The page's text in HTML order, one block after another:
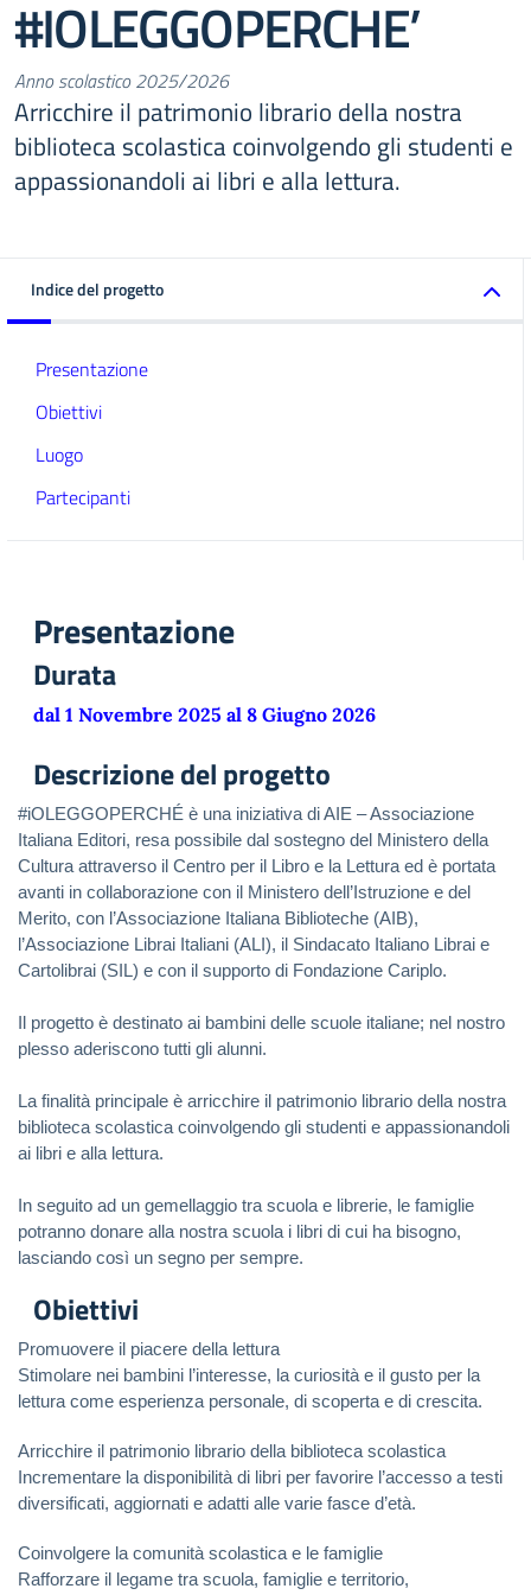
#IOLEGGOPERCHE’
Anno scolastico 2025/2026
Arricchire il patrimonio librario della nostra
biblioteca scolastica coinvolgendo gli studenti e
appassionandoli ai libri e alla lettura.
Indice del progetto
Presentazione
Obiettivi
Luogo
Partecipanti
Presentazione
Durata
dal 1 Novembre 2025 al 8 Giugno 2026
Descrizione del progetto
#iOLEGGOPERCHÉ è una iniziativa di AIE – Associazione
Italiana Editori, resa possibile dal sostegno del Ministero della
Cultura attraverso il Centro per il Libro e la Lettura ed è portata
avanti in collaborazione con il Ministero dell’Istruzione e del
Merito, con l’Associazione Italiana Biblioteche (AIB),
l’Associazione Librai Italiani (ALI), il Sindacato Italiano Librai e
Cartolibrai (SIL) e con il supporto di Fondazione Cariplo.
Il progetto è destinato ai bambini delle scuole italiane; nel nostro
plesso aderiscono tutti gli alunni.
La finalità principale è arricchire il patrimonio librario della nostra
biblioteca scolastica coinvolgendo gli studenti e appassionandoli
ai libri e alla lettura.
In seguito ad un gemellaggio tra scuola e librerie, le famiglie
potranno donare alla nostra scuola i libri di cui ha bisogno,
lasciando così un segno per sempre.
Obiettivi
Promuovere il piacere della lettura
Stimolare nei bambini l’interesse, la curiosità e il gusto per la
lettura come esperienza personale, di scoperta e di crescita.
Arricchire il patrimonio librario della biblioteca scolastica
Incrementare la disponibilità di libri per favorire l’accesso a testi
diversificati, aggiornati e adatti alle varie fasce d’età.
Coinvolgere la comunità scolastica e le famiglie
Rafforzare il legame tra scuola, famiglie e territorio,